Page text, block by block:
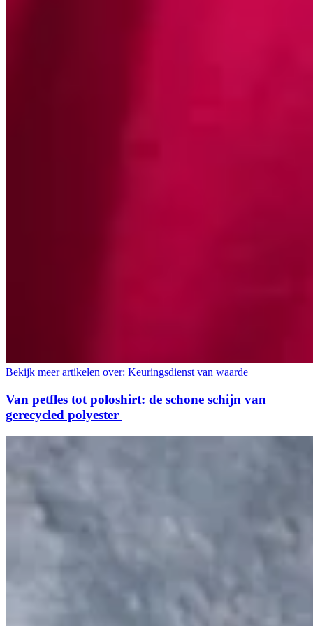
Bekijk meer artikelen over: Keuringsdienst van waarde
Van petfles tot poloshirt: de schone schijn van
gerecycled polyester